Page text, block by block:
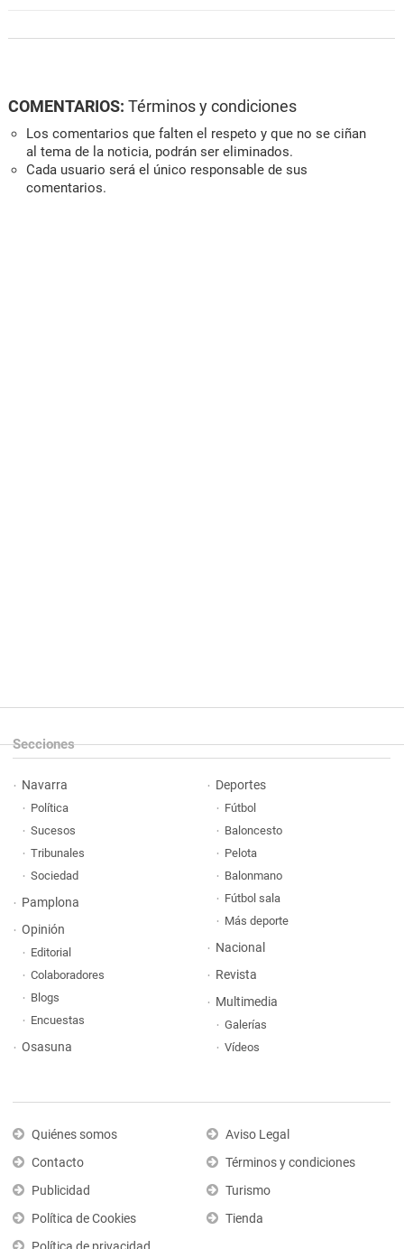
COMENTARIOS: Términos y condiciones
Los comentarios que falten el respeto y que no se ciñan
al tema de la noticia, podrán ser eliminados.
Cada usuario será el único responsable de sus
comentarios.
Secciones
Navarra
Política
Sucesos
Tribunales
Sociedad
Pamplona
Opinión
Editorial
Colaboradores
Blogs
Encuestas
Osasuna
Deportes
Fútbol
Baloncesto
Pelota
Balonmano
Fútbol sala
Más deporte
Nacional
Revista
Multimedia
Galerías
Vídeos
Quiénes somos
Contacto
Publicidad
Política de Cookies
Aviso Legal
Términos y condiciones
Turismo
Tienda